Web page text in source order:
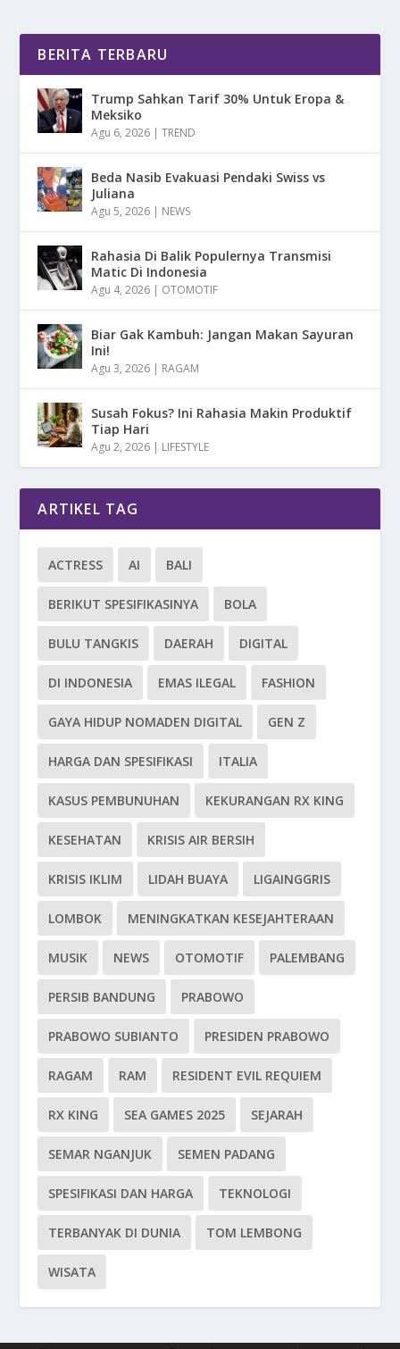
BERITA TERBARU
Trump Sahkan Tarif 30% Untuk Eropa &
Meksiko
Agu 6, 2026 |TREND
Beda Nasib Evakuasi Pendaki Swiss vs
Juliana
Agu 5, 2026 | NEWS
Rahasia Di Balik Populernya Transmisi
Matic Di Indonesia
Agu 4, 2026 | OTOMOTIF
Biar Gak Kambuh: Jangan Makan Sayuran
Ini!
Agu 3, 2026 | RAGAM
Susah Fokus? Ini Rahasia Makin Produktif
Tiap Hari
Agu 2, 2026 | LIFESTYLE
ARTIKEL TAG
ACTRESS AI BALI
BERIKUT SPESIFIKASINYA BOLA
BULU TANGKIS DAERAH DIGITAL
DI INDONESIA EMAS ILEGAL FASHION
GAYA HIDUP NOMADEN DIGITAL GEN Z
HARGA DAN SPESIFIKASI ITALIA
KASUS PEMBUNUHAN KEKURANGAN RX KING
KESEHATAN KRISIS AIR BERSIH
KRISIS IKLIM LIDAH BUAYA LIGAINGGRIS
LOMBOK MENINGKATKAN KESEJAHTERAAN
MUSIK NEWS OTOMOTIF PALEMBANG
PERSIB BANDUNG PRABOWO
PRABOWO SUBIANTO PRESIDEN PRABOWO
RAGAM RAM RESIDENT EVIL REQUIEM
RX KING SEA GAMES 2025 SEJARAH
SEMAR NGANJUK SEMEN PADANG
SPESIFIKASI DAN HARGA TEKNOLOGI
TERBANYAK DI DUNIA TOM LEMBONG
WISATA